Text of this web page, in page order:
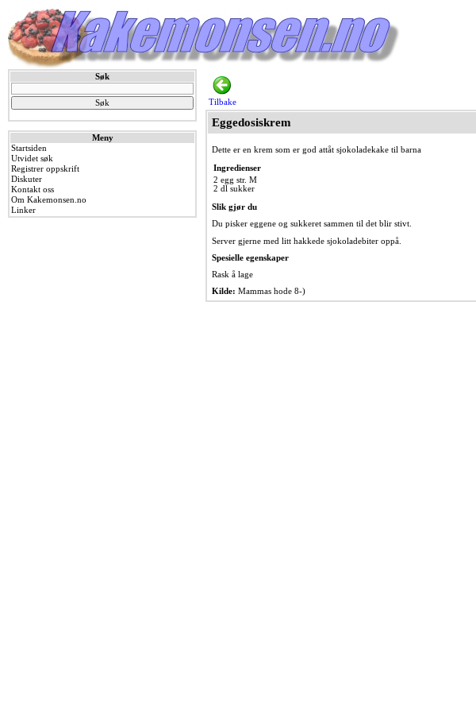
Søk
Meny
Startsiden
Utvidet søk
Registrer oppskrift
Diskuter
Kontakt oss
Om Kakemonsen.no
Linker
Tilbake
Eggedosiskrem
Dette er en krem som er god attåt sjokoladekake til barna
Ingredienser
2 egg str. M
2 dl sukker
Slik gjør du
Du pisker eggene og sukkeret sammen til det blir stivt.
Server gjerne med litt hakkede sjokoladebiter oppå.
Spesielle egenskaper
Rask å lage
Kilde: Mammas hode 8-)